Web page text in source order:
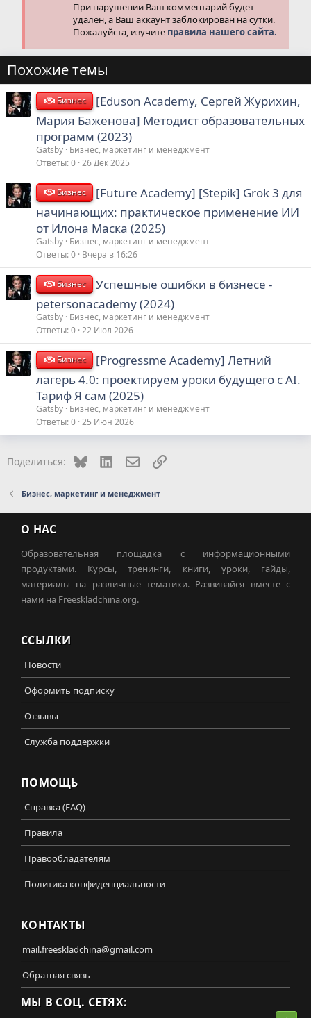
При нарушении Ваш комментарий будет
удален, а Ваш аккаунт заблокирован на сутки.
Пожалуйста, изучите правила нашего сайта.
Похожие темы
Бизнес
[Eduson Academy, Сергей Журихин,
Мария Баженова] Методист образовательных
программ (2023)
Gatsby Бизнес, маркетинг и менеджмент
Ответы 0 26 Дек 2025
Бизнес
[Future Academy] [Stepik] Grok 3 для
начинающих: практическое применение ИИ
от Илона Маска (2025)
Gatsby Бизнес, маркетинг и менеджмент
Ответы 0 Вчера в 16:26
Бизнес
Успешные ошибки в бизнесе -
petersonacademy (2024)
Gatsby Бизнес, маркетинг и менеджмент
Ответы 0 22 Июл 2026
Бизнес
[Progressme Academy] Летний
лагерь 4.0: проектируем уроки будущего с AI.
Тариф Я сам (2025)
Gatsby Бизнес, маркетинг и менеджмент
Ответы 0 25 Июн 2026
Поделиться: Bluesky LinkedInЭлектронная почта
Ссылка
Бизнес, маркетинг и менеджмент
О НАС
Образовательная площадка с информационными
продуктами. Курсы, тренинги, книги, уроки, гайды,
материалы на различные тематики. Развивайся вместе с
нами на Freeskladchina.org.
ССЫЛКИ
Новости
Оформить подписку
Отзывы
Служба поддержки
ПОМОЩЬ
Справка (FAQ)
Правила
Правообладателям
Политика конфиденциальности
КОНТАКТЫ
mail.freeskladchina@gmail.com
Обратная связь
МЫ В СОЦ. СЕТЯХ: